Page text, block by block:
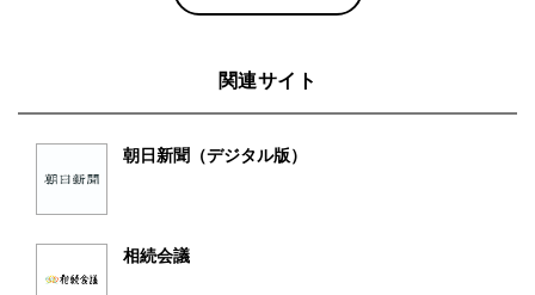
関連サイト
朝日新聞（デジタル版）
相続会議